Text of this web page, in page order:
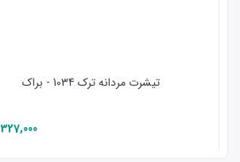
تیشرت مردانه ترک 1034 - براک
327,000